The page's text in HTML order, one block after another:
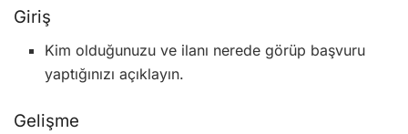
Giriş
Kim olduğunuzu ve ilanı nerede görüp başvuru
yaptığınızı açıklayın.
Gelişme